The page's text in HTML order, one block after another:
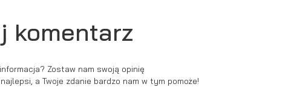
komentarz
Zostaw nam swoją opinię
a Twoje zdanie bardzo nam w tym pomoże!